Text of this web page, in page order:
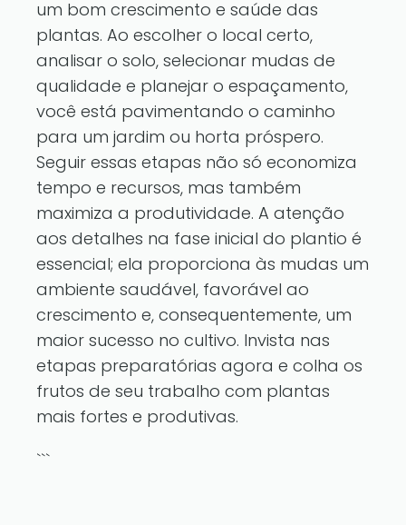
um bom crescimento e saúde das
plantas. Ao escolher o local certo,
analisar o solo, selecionar mudas de
qualidade e planejar o espaçamento,
você está pavimentando o caminho
para um jardim ou horta próspero.
Seguir essas etapas não só economiza
tempo e recursos, mas também
maximiza a produtividade. A atenção
aos detalhes na fase inicial do plantio é
essencial; ela proporciona às mudas um
ambiente saudável, favorável ao
crescimento e, consequentemente, um
maior sucesso no cultivo. Invista nas
etapas preparatórias agora e colha os
frutos de seu trabalho com plantas
mais fortes e produtivas.
```